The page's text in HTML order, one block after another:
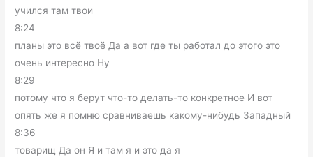
учился там твои
8:24
планы это всё твоё Да а вот где ты работал до этого это
очень интересно Ну
8:29
потому что я берут что-то делать-то конкретное И вот
опять же я помню сравниваешь какому-нибудь Западный
8:36
товарищ Да он Я и там я и это да я